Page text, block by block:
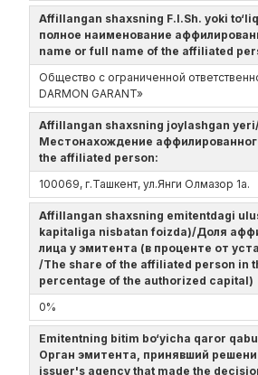
Affillangan shaxsning F.I.Sh. yoki
полное наименование
name or full name of the affiliated
Общество с ограниченной
DARMON GARANT»
Affillangan shaxsning joylashgan
Местонахождение
the affiliated person:
100069, г.Ташкент, ул.Янги Олмазор 1а.
Affillangan shaxsning emitentdagi
kapitaliga nisbatan foizda)/Доля
лица у эмитента (в проценте от
/The share of the affiliated person in
percentage of the authorized capital)
0%
Emitentning bitim bo‘yicha qaror
Орган эмитента, принявший
issuer's agency that made the